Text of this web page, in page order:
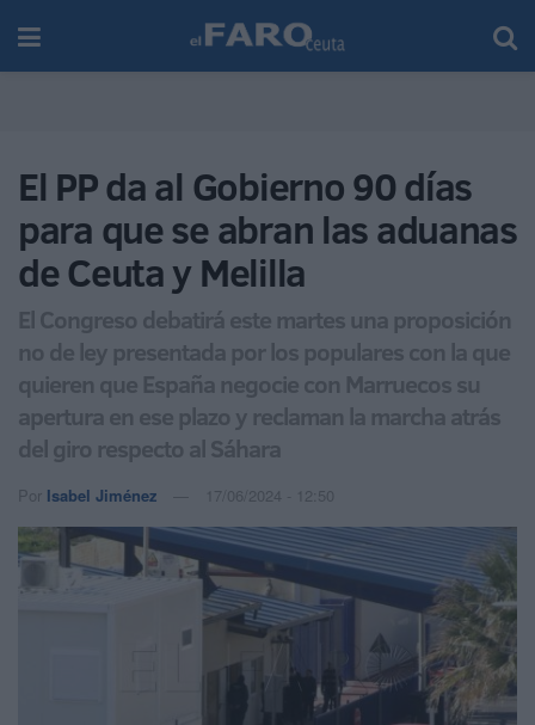
El PP da al Gobierno 90 días
para que se abran las aduanas
de Ceuta y Melilla
El Congreso debatirá este martes una proposición
no de ley presentada por los populares con la que
quieren que España negocie con Marruecos su
apertura en ese plazo y reclaman la marcha atrás
del giro respecto al Sáhara
Por Isabel Jiménez 17/06/2024 - 12:50